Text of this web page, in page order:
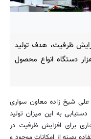
ظرفیت، هدف تولید
ایران خودرو دستیابی به 785 هزار دستگاه انواع محصول
شیخ زاده معاون سواری
به این میزان تولید
برای افزایش ظرفیت در